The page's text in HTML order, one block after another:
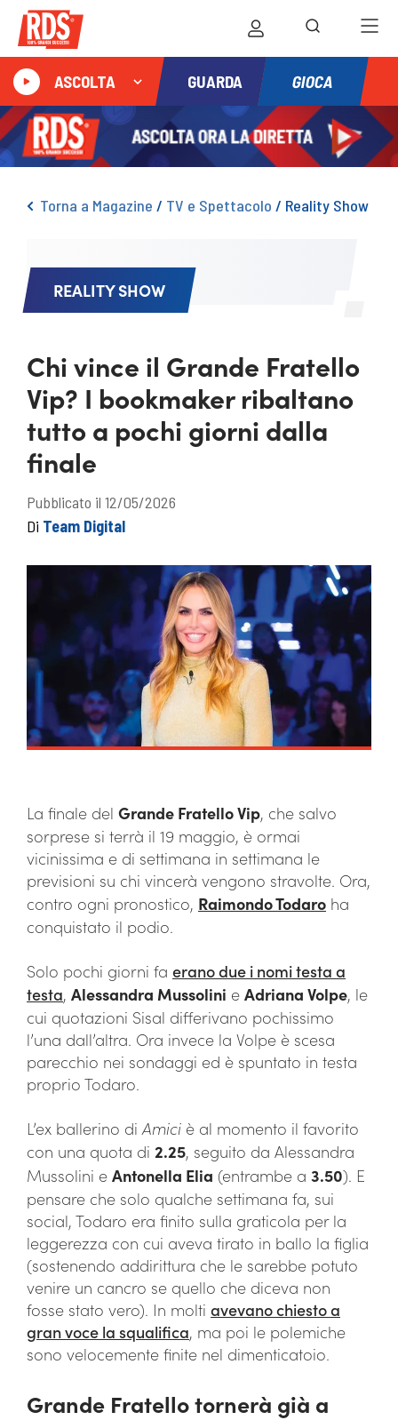
ASCOLTA GUARDA GIOCA
Torna a Magazine / TV e Spettacolo / Reality Show
REALITY SHOW
Chi vince il Grande Fratello
Vip? I bookmaker ribaltano
tutto a pochi giorni dalla
finale
Pubblicato il 12/05/2026
Di Team Digital
La finale del Grande Fratello Vip, che salvo
sorprese si terrà il 19 maggio, è ormai
vicinissima e di settimana in settimana le
previsioni su chi vincerà vengono stravolte. Ora,
contro ogni pronostico, Raimondo Todaro ha
conquistato il podio.
Solo pochi giorni fa erano due i nomi testa a
testa, Alessandra Mussolini e Adriana Volpe, le
cui quotazioni Sisal differivano pochissimo
l’una dall’altra. Ora invece la Volpe è scesa
parecchio nei sondaggi ed è spuntato in testa
proprio Todaro.
L’ex ballerino diAmici è al momento il favorito
con una quota di 2.25, seguito da Alessandra
Mussolini e Antonella Elia (entrambe a 3.50). E
pensare che solo qualche settimana fa, sui
social, Todaro era finito sulla graticola per la
leggerezza con cui aveva tirato in ballo la figlia
(sostenendo addirittura che le sarebbe potuto
venire un cancro se quello che diceva non
fosse stato vero). In molti avevano chiesto a
gran voce la squalifica, ma poi le polemiche
sono velocemente finite nel dimenticatoio.
Grande Fratello tornerà già a